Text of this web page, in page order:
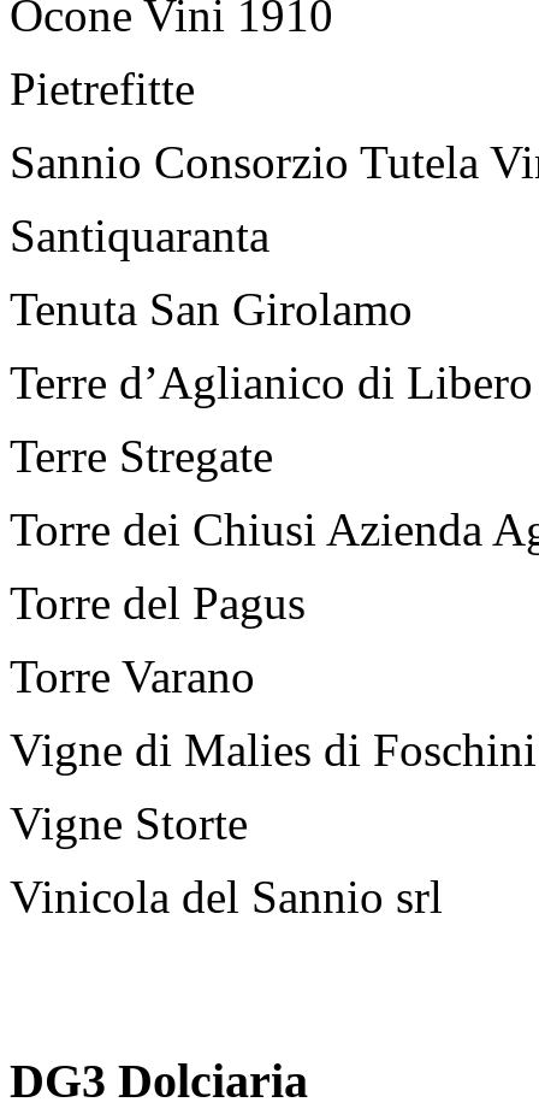
Ocone Vini 1910
Pietrefitte
Sannio Consorzio Tutela
Santiquaranta
Tenuta San Girolamo
Terre d’Aglianico di
Terre Stregate
Torre dei Chiusi Azienda
Torre del Pagus
Torre Varano
Vigne di Malies di
Vigne Storte
Vinicola del Sannio srl
DG3 Dolciaria